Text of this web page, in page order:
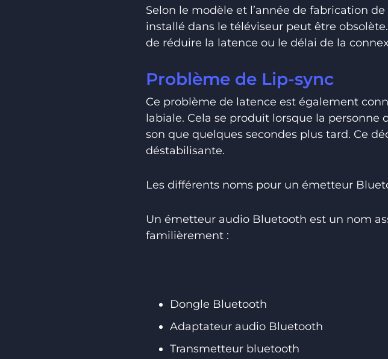
Selon le modèle et l’année de fabrication
installé dans le téléviseur peut être
de réduire la latence ou le délai de la
Problème de Lip-sync
Ce problème de latence est également
labiale. Cela se produit lorsque la personne
son que quelques secondes plus tard. Ce
déstabilisante.
Les différents noms pour un émetteur
Un émetteur audio Bluetooth est un nom
familièrement :
Dongle Bluetooth
Adaptateur audio Bluetooth
Transmetteur bluetooth